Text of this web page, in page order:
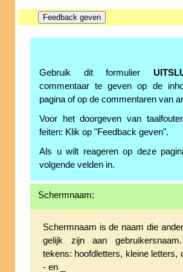
Gebruik dit formulier
commentaar te geven op de
pagina of op de commentaren van
Voor het doorgeven van
feiten: Klik op "Feedback geven".
Als u wilt reageren op deze
volgende velden in.
Schermnaam:
Schermnaam is de naam die
gelijk zijn aan gebruikersnaam.
tekens: hoofdletters, kleine letters,
- en _